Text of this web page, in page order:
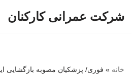
شرکت عمرانی کارکنان
خانه » فوری/ پزشکیان مصوبه بازگشایی